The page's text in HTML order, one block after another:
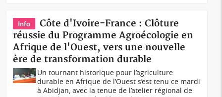
Info
Côte d'Ivoire-France : Clôture
réussie du Programme Agroécologie en
Afrique de l'Ouest, vers une nouvelle
ère de transformation durable
Un tournant historique pour l’agriculture
durable en Afrique de l’Ouest s’est tenu ce mardi
à Abidjan, avec la tenue de l’atelier régional de